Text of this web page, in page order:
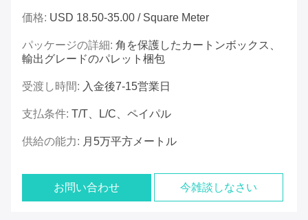
価格: USD 18.50-35.00 / Square Meter
パッケージの詳細: 角を保護したカートンボックス、
輸出グレードのパレット梱包
受渡し時間: 入金後7-15営業日
支払条件: T/T、L/C、ペイパル
供給の能力: 月5万平方メートル
お問い合わせ 今雑談しなさい